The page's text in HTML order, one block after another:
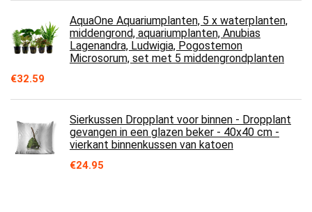
AquaOne Aquariumplanten, 5 x waterplanten,
middengrond, aquariumplanten, Anubias
Lagenandra, Ludwigia, Pogostemon
Microsorum, set met 5 middengrondplanten
€32.59
Sierkussen Dropplant voor binnen - Dropplant
gevangen in een glazen beker - 40x40 cm -
vierkant binnenkussen van katoen
€24.95